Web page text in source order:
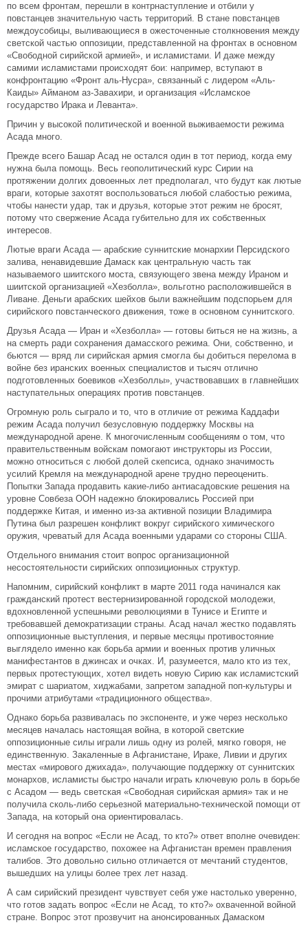
по всем фронтам, перешли в контрнаступление и отбили у
повстанцев значительную часть территорий. В стане повстанцев
междоусобицы, выливающиеся в ожесточенные столкновения между
светской частью оппозиции, представленной на фронтах в основном
«Свободной сирийской армией», и исламистами. И даже между
самими исламистами происходят бои: например, вступают в
конфронтацию «Фронт аль-Нусра», связанный с лидером «Аль-
Каиды» Айманом аз-Завахири, и организация «Исламское
государство Ирака и Леванта».
Причин у высокой политической и военной выживаемости режима
Асада много.
Прежде всего Башар Асад не остался один в тот период, когда ему
нужна была помощь. Весь геополитический курс Сирии на
протяжении долгих довоенных лет предполагал, что будут как лютые
враги, которые захотят воспользоваться любой слабостью режима,
чтобы нанести удар, так и друзья, которые этот режим не бросят,
потому что свержение Асада губительно для их собственных
интересов.
Лютые враги Асада — арабские суннитские монархии Персидского
залива, ненавидевшие Дамаск как центральную часть так
называемого шиитского моста, связующего звена между Ираном и
шиитской организацией «Хезболла», вольготно расположившейся в
Ливане. Деньги арабских шейхов были важнейшим подспорьем для
сирийского повстанческого движения, тоже в основном суннитского.
Друзья Асада — Иран и «Хезболла» — готовы биться не на жизнь, а
на смерть ради сохранения дамасского режима. Они, собственно, и
бьются — вряд ли сирийская армия смогла бы добиться перелома в
войне без иранских военных специалистов и тысяч отлично
подготовленных боевиков «Хезболлы», участвовавших в главнейших
наступательных операциях против повстанцев.
Огромную роль сыграло и то, что в отличие от режима Каддафи
режим Асада получил безусловную поддержку Москвы на
международной арене. К многочисленным сообщениям о том, что
правительственным войскам помогают инструкторы из России,
можно относиться с любой долей скепсиса, однако значимость
усилий Кремля на международной арене трудно переоценить.
Попытки Запада продавить какие-либо антиасадовские решения на
уровне Совбеза ООН надежно блокировались Россией при
поддержке Китая, и именно из-за активной позиции Владимира
Путина был разрешен конфликт вокруг сирийского химического
оружия, чреватый для Асада военными ударами со стороны США.
Отдельного внимания стоит вопрос организационной
несостоятельности сирийских оппозиционных структур.
Напомним, сирийский конфликт в марте 2011 года начинался как
гражданский протест вестернизированной городской молодежи,
вдохновленной успешными революциями в Тунисе и Египте и
требовавшей демократизации страны. Асад начал жестко подавлять
оппозиционные выступления, и первые месяцы противостояние
выглядело именно как борьба армии и военных против уличных
манифестантов в джинсах и очках. И, разумеется, мало кто из тех,
первых протестующих, хотел видеть новую Сирию как исламистский
эмират с шариатом, хиджабами, запретом западной поп-культуры и
прочими атрибутами «традиционного общества».
Однако борьба развивалась по экспоненте, и уже через несколько
месяцев началась настоящая война, в которой светские
оппозиционные силы играли лишь одну из ролей, мягко говоря, не
единственную. Закаленные в Афганистане, Ираке, Ливии и других
местах «мирового джихада», получающие поддержку от суннитских
монархов, исламисты быстро начали играть ключевую роль в борьбе
с Асадом — ведь светская «Свободная сирийская армия» так и не
получила сколь-либо серьезной материально-технической помощи от
Запада, на который она ориентировалась.
И сегодня на вопрос «Если не Асад, то кто?» ответ вполне очевиден:
исламское государство, похожее на Афганистан времен правления
талибов. Это довольно сильно отличается от мечтаний студентов,
вышедших на улицы более трех лет назад.
А сам сирийский президент чувствует себя уже настолько уверенно,
что готов задать вопрос «Если не Асад, то кто?» охваченной войной
стране. Вопрос этот прозвучит на анонсированных Дамаском